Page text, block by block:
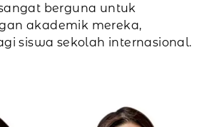
berguna untuk
akademik mereka,
siswa sekolah internasional.